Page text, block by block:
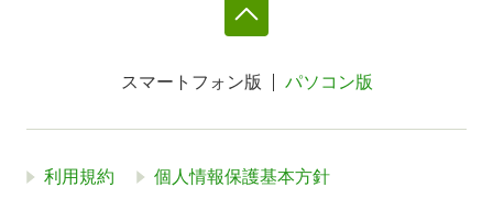
スマートフォン版 パソコン版
利用規約 個人情報保護基本方針